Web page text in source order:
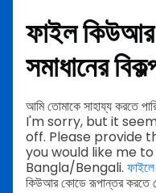
ফাইল
সমাধানের
আমি তোমাকে সাহায্য করতে
I'm sorry, but it
off. Please provide
you would like me
Bangla/Bengali.
কিউআর কোডে রূপান্তর করতে